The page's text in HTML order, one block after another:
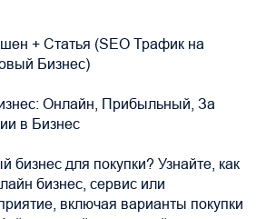
+ Статья (SEO Трафик на
Бизнес)
Онлайн, Прибыльный, За
в Бизнес
для покупки? Узнайте, как
бизнес, сервис или
включая варианты покупки